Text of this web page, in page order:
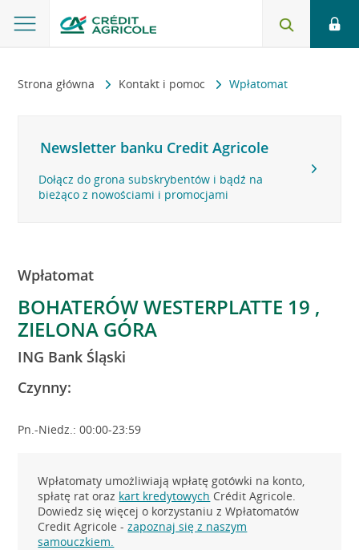
Strona główna Kontakt i pomoc Wpłatomat
Newsletter banku Credit Agricole
Dołącz do grona subskrybentów i bądź na
bieżąco z nowościami i promocjami
Wpłatomat
BOHATERÓW WESTERPLATTE 19 ,
ZIELONA GÓRA
ING Bank Śląski
Czynny:
Pn.-Niedz.: 00:00-23:59
Wpłatomaty umożliwiają wpłatę gotówki na konto,
spłatę rat oraz kart kredytowych Crédit Agricole.
Dowiedz się więcej o korzystaniu z Wpłatomatów
Credit Agricole -zapoznaj się z naszym
samouczkiem.